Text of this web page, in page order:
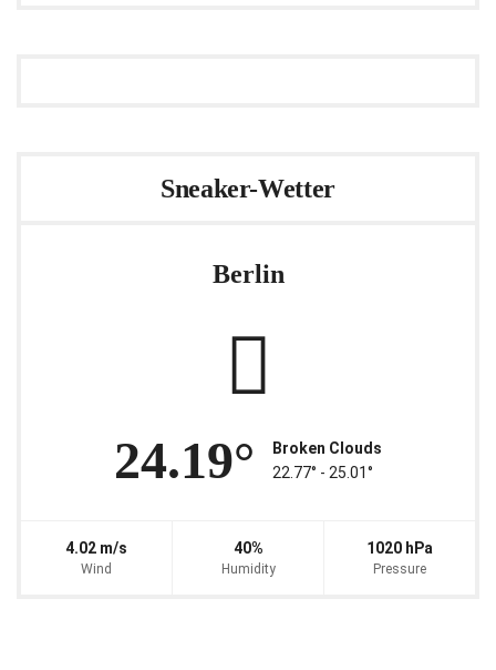
Sneaker-Wetter
Berlin
24.19°
Broken Clouds
22.77° ‐ 25.01°
4.02 m/s
Wind
40%
Humidity
1020 hPa
Pressure